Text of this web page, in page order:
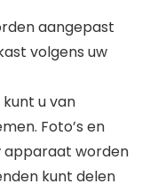
aangepast
volgens uw
u van
Foto’s en
apparaat worden
kunt delen